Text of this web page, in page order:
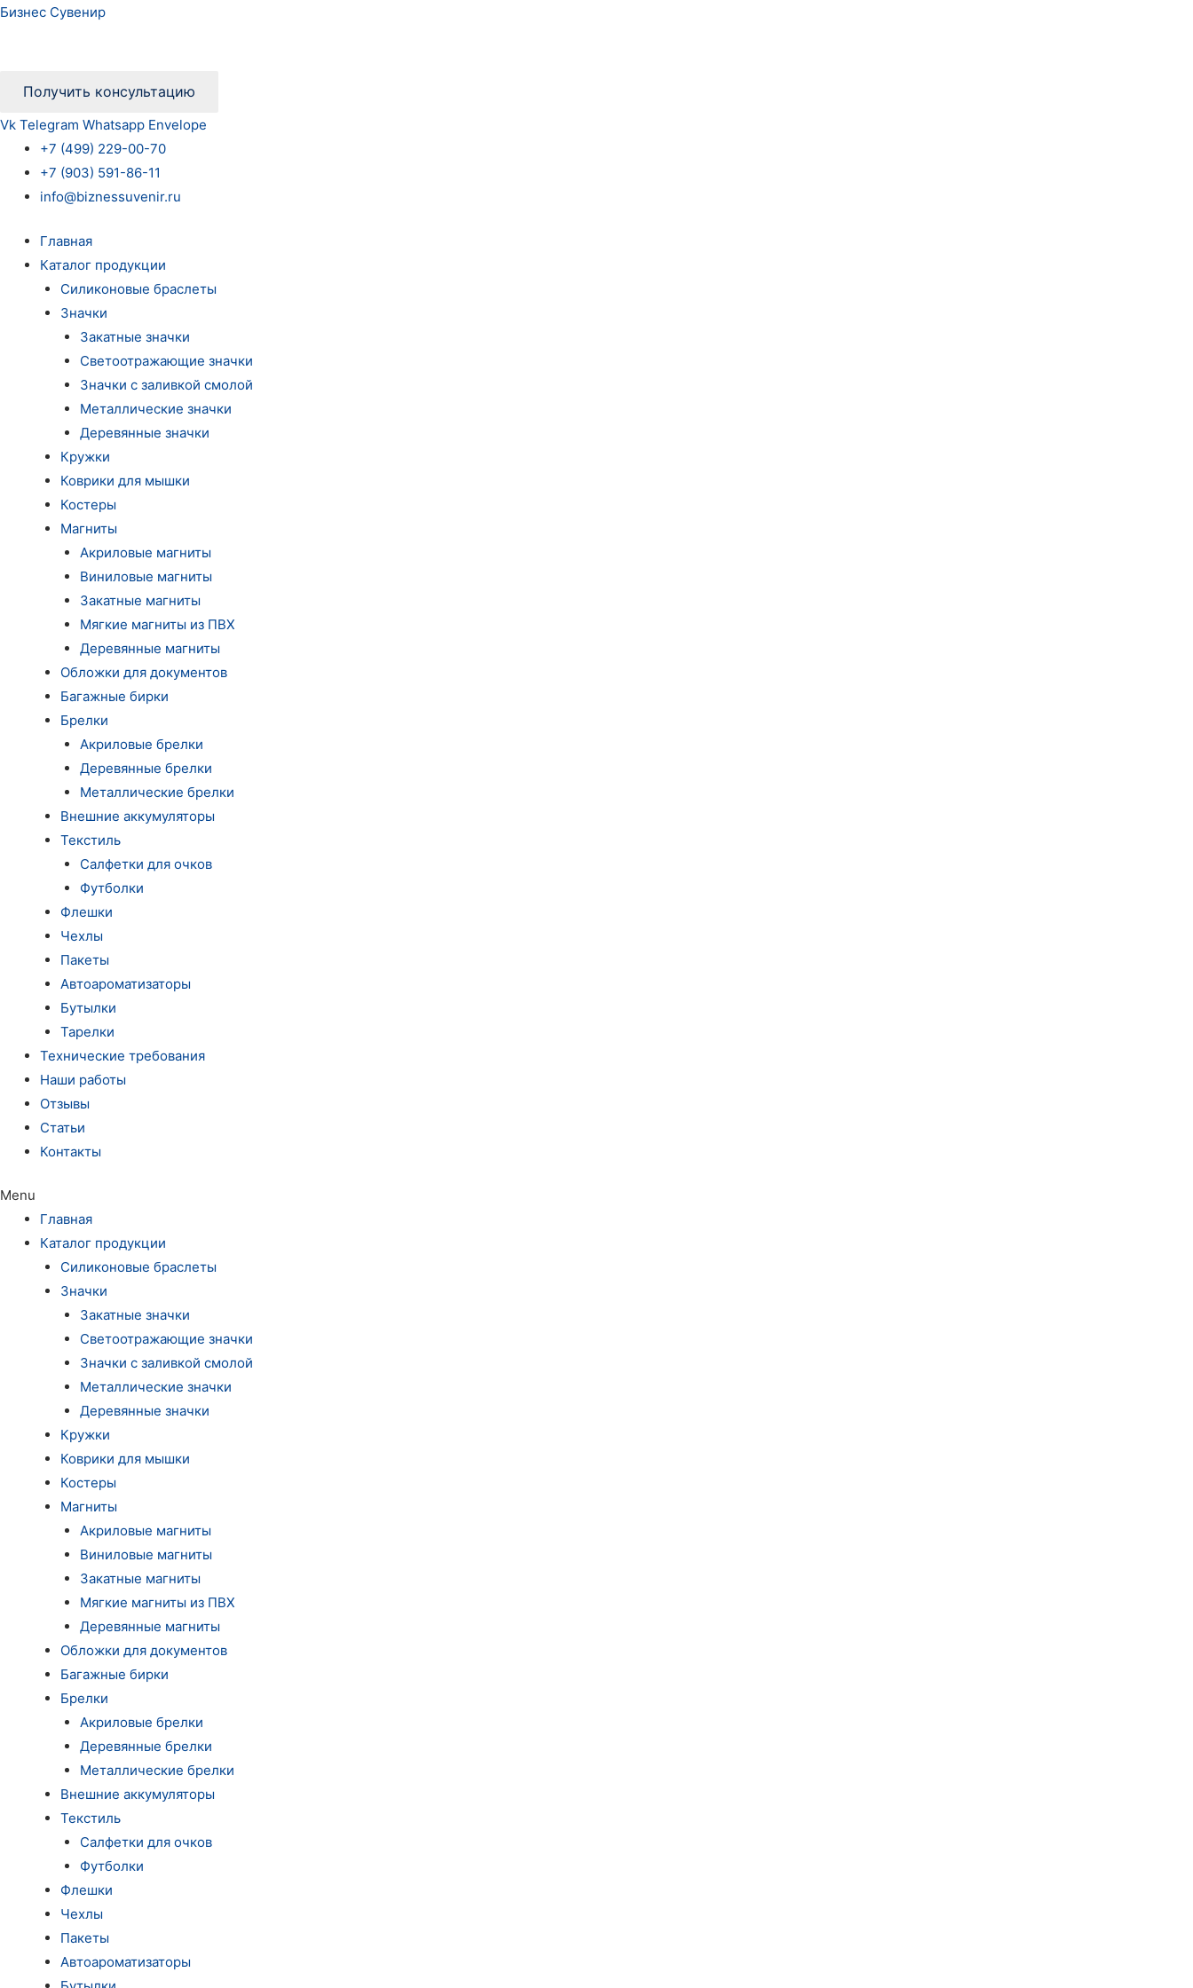
Бизнес Сувенир
Получить консультацию
Vk Telegram Whatsapp Envelope
+7 (499) 229-00-70
+7 (903) 591-86-11
info@biznessuvenir.ru
Главная
Каталог продукции
Силиконовые браслеты
Значки
Закатные значки
Светоотражающие значки
Значки с заливкой смолой
Металлические значки
Деревянные значки
Кружки
Коврики для мышки
Костеры
Магниты
Акриловые магниты
Виниловые магниты
Закатные магниты
Мягкие магниты из ПВХ
Деревянные магниты
Обложки для документов
Багажные бирки
Брелки
Акриловые брелки
Деревянные брелки
Металлические брелки
Внешние аккумуляторы
Текстиль
Салфетки для очков
Футболки
Флешки
Чехлы
Пакеты
Автоароматизаторы
Бутылки
Тарелки
Технические требования
Наши работы
Отзывы
Статьи
Контакты
Menu
Главная
Каталог продукции
Силиконовые браслеты
Значки
Закатные значки
Светоотражающие значки
Значки с заливкой смолой
Металлические значки
Деревянные значки
Кружки
Коврики для мышки
Костеры
Магниты
Акриловые магниты
Виниловые магниты
Закатные магниты
Мягкие магниты из ПВХ
Деревянные магниты
Обложки для документов
Багажные бирки
Брелки
Акриловые брелки
Деревянные брелки
Металлические брелки
Внешние аккумуляторы
Текстиль
Салфетки для очков
Футболки
Флешки
Чехлы
Пакеты
Автоароматизаторы